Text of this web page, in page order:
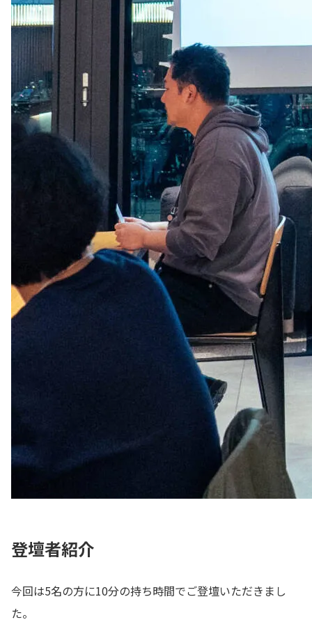
登壇者紹介
今回は5名の方に10分の持ち時間でご登壇いただきまし
た。